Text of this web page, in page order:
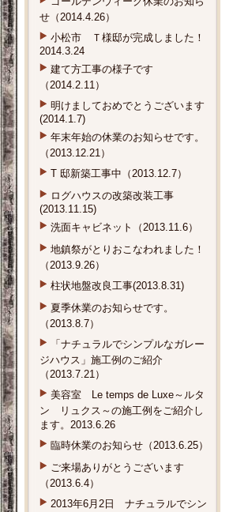
せ（2014.4.26）
小松市 Ｔ様邸が完成しました！
2014.3.24
建て方工事の様子です
（2014.2.11）
明けましておめでとうございます
(2014.1.7)
年末年始の休業のお知らせです。
（2013.12.21）
T 邸新築工事中（2013.12.7）
ログハウスの改築改装工事
(2013.11.15)
洗面キャビネット（2013.11.6）
地鎮祭がとりおこなわれました！
（2013.9.26）
柱状地盤改良工事(2013.8.31)
夏季休業のお知らせです。
（2013.8.7）
「ナチュラルでシンプルなガレー
ジハウス」施工例のご紹介
（2013.7.21）
美容室 Le temps de Luxe～ルタ
ン リュクス～の施工例をご紹介し
ます。2013.6.26
臨時休業のお知らせ（2013.6.25）
ご来場ありがとうございます
（2013.6.4）
2013年6月2日 ナチュラルでシン